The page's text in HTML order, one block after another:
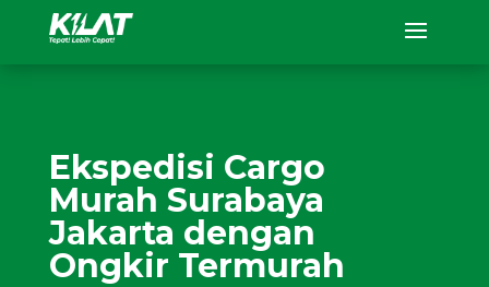
Ekspedisi Cargo
Murah Surabaya
Jakarta dengan
Ongkir Termurah